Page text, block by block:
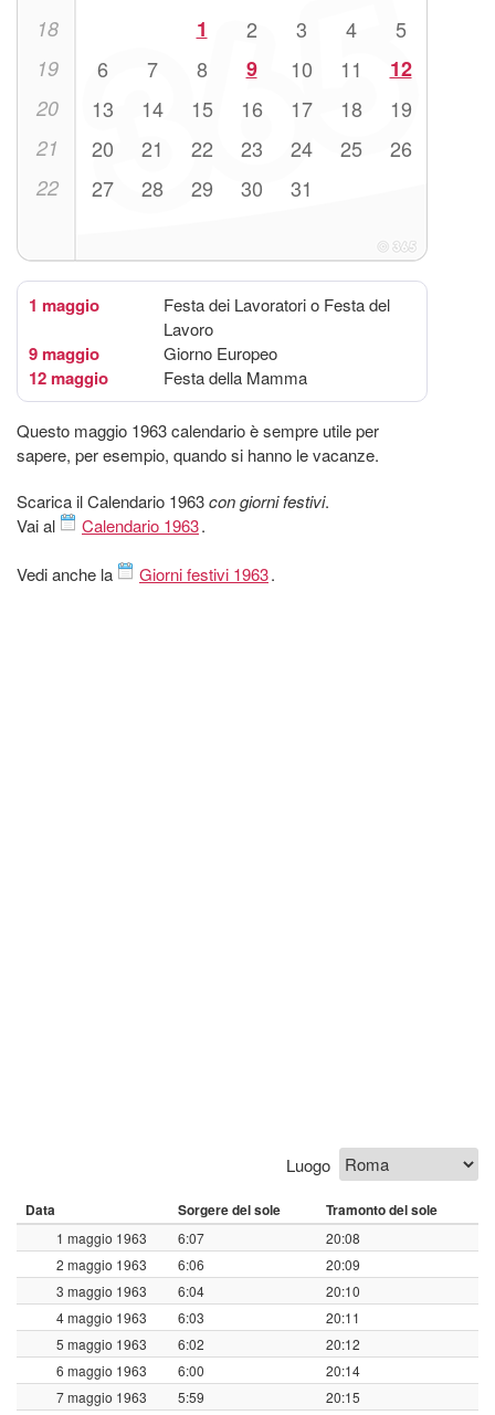
18 1 2 3 4 5
19 6 7 8 9 10 11 12
20 13 14 15 16 17 18 19
21 20 21 22 23 24 25 26
22 27 28 29 30 31
1 maggio
Festa dei Lavoratori o Festa del
Lavoro
9 maggio Giorno Europeo
12 maggio Festa della Mamma
Questo maggio 1963 calendario è sempre utile per
sapere, per esempio, quando si hanno le vacanze.
Scarica il Calendario 1963con giorni festivi.
Vai al
Calendario 1963.
Vedi anche la Giorni festivi 1963.
Luogo
Data Sorgere del sole Tramonto del sole
1 maggio 1963 6:07
20:08
2 maggio 1963
6:06
20:09
3 maggio 1963
6:04
20:10
4 maggio 1963
6:03
20:11
5 maggio 1963
6:02
20:12
6 maggio 1963
6:00
20:14
7 maggio 1963
5:59
20:15